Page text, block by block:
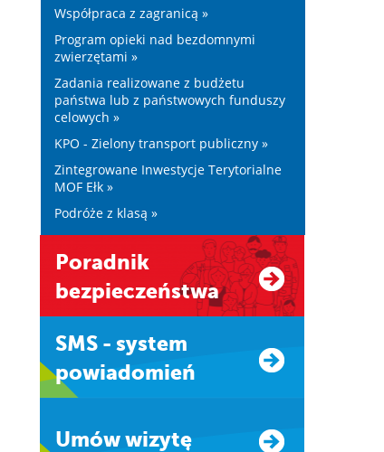
Współpraca z zagranicą »
Program opieki nad bezdomnymi
zwierzętami »
Zadania realizowane z budżetu
państwa lub z państwowych funduszy
celowych »
KPO - Zielony transport publiczny »
Zintegrowane Inwestycje Terytorialne
MOF Ełk »
Podróże z klasą »
Poradnik
bezpieczeństwa
SMS - system
powiadomień
Umów wizytę